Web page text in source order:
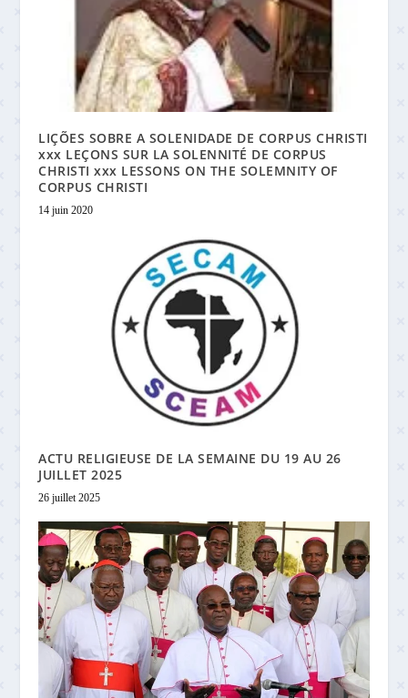
LIÇÕES SOBRE A SOLENIDADE DE CORPUS CHRISTI
xxx LEÇONS SUR LA SOLENNITÉ DE CORPUS
CHRISTI xxx LESSONS ON THE SOLEMNITY OF
CORPUS CHRISTI
14 juin 2020
ACTU RELIGIEUSE DE LA SEMAINE DU 19 AU 26
JUILLET 2025
26 juillet 2025